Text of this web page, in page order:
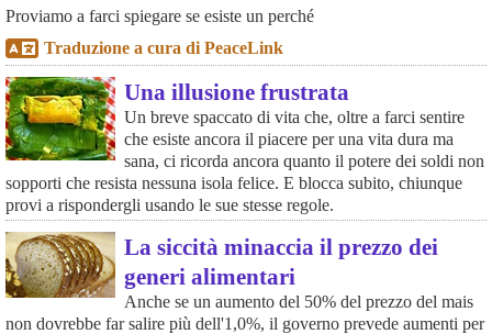
Proviamo a farci spiegare se esiste un perché
Traduzione a cura di PeaceLink
Una illusione frustrata
Un breve spaccato di vita che, oltre a farci sentire
che esiste ancora il piacere per una vita dura ma
sana, ci ricorda ancora quanto il potere dei soldi non
sopporti che resista nessuna isola felice. E blocca subito, chiunque
provi a rispondergli usando le sue stesse regole.
La siccità minaccia il prezzo dei
generi alimentari
Anche se un aumento del 50% del prezzo del mais
non dovrebbe far salire più dell'1,0%, il governo prevede aumenti per